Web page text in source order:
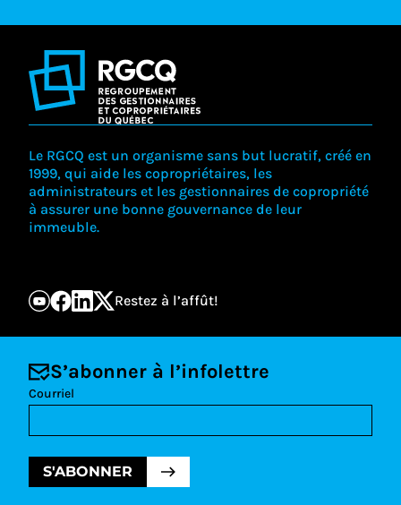
Le RGCQ est un organisme sans but lucratif, créé en
1999, qui aide les copropriétaires, les
administrateurs et les gestionnaires de copropriété
à assurer une bonne gouvernance de leur
immeuble.
Restez à l’affût!
S’abonner à l’infolettre
Courriel
S'ABONNER